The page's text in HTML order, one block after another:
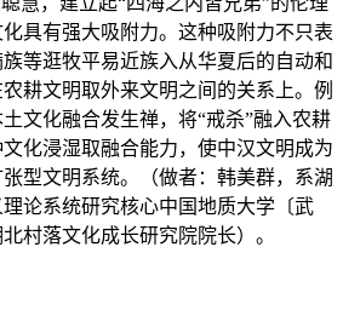
具有强大吸附力。这种吸附力不只表
等逛牧平易近族入从华夏后的自动和
耕文明取外来文明之间的关系上。例
文化融合发生禅，将“戒杀”融入农耕
化浸湿取融合能力，使中汉文明成为
型文明系统。（做者：韩美群，系湖
论系统研究核心中国地质大学〔武
村落文化成长研究院院长）。